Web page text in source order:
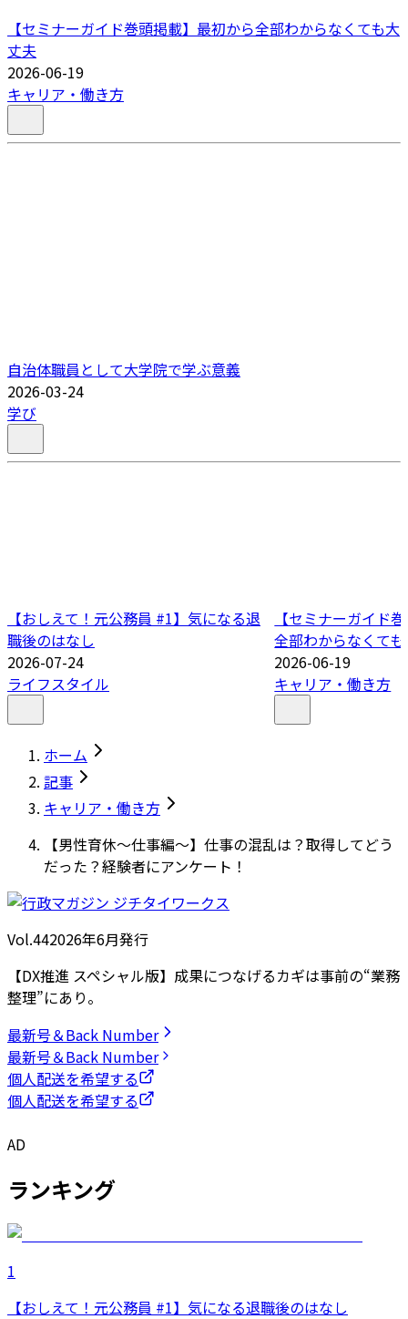
【セミナーガイド巻頭掲載】最初から全部わからなくても大
丈夫
2026-06-19
キャリア・働き方
自治体職員として大学院で学ぶ意義
2026-03-24
学び
【おしえて！元公務員 #1】気になる退
職後のはなし
2026-07-24
ライフスタイル
【セミナーガイド
全部わからなくて
2026-06-19
キャリア・働き方
ホーム
記事
キャリア・働き方
【男性育休～仕事編～】仕事の混乱は？取得してどう
だった？経験者にアンケート！
Vol.442026年6月発行
【DX推進 スペシャル版】成果につなげるカギは事前の“業務
整理”にあり。
最新号＆Back Number
最新号＆Back Number
個人配送を希望する
個人配送を希望する
AD
ランキング
1
【おしえて！元公務員 #1】気になる退職後のはなし